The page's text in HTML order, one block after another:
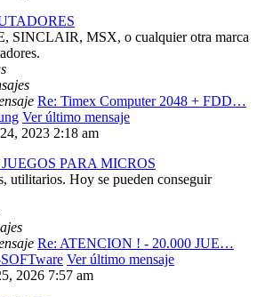
SINCLAIR, MSX, o cualquier otra marca
Re: Timex Computer 2048 + FDD…
Ver último mensaje
2023 2:18 am
PARA MICROS
utilitarios. Hoy se pueden conseguir
Re: ATENCION ! - 20.000 JUE…
Ver último mensaje
2026 7:57 am